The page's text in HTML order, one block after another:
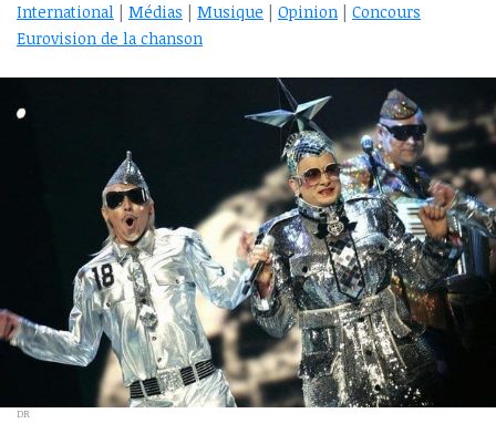
International | Médias | Musique | Opinion | Concours
Eurovision de la chanson
DR